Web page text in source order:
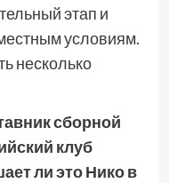
этап и
условиям.
несколько
сборной
клуб
ли это Нико в